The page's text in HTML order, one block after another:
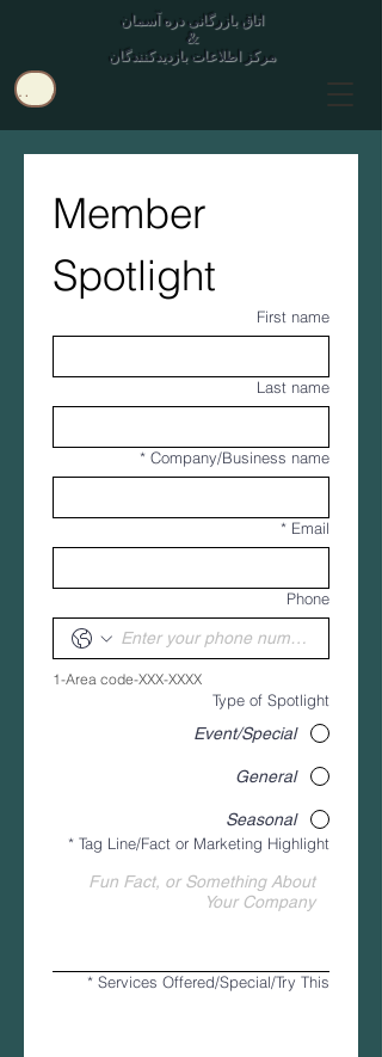
اتاق بازرگانی دره آسمان
&
مرکز اطلاعات بازدیدکنندگان
کاربر
Member
Spotlight
First name
Last name
Company/Business name
*
Email
*
Phone
1-Area code-XXX-XXXX
Type of Spotlight
Event/Special
General
Seasonal
Tag Line/Fact or Marketing Highlight
*
Services Offered/Special/Try This
*